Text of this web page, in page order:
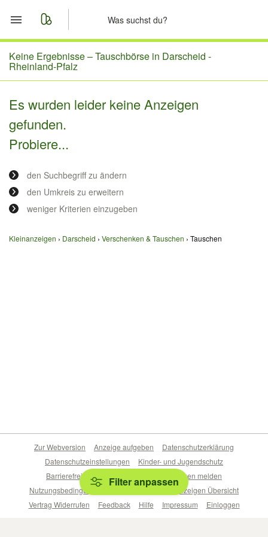
Start
Merkliste
Nachrichten
Anzeige aufgeben
Keine Ergebnisse –Tauschbörse in Darscheid -
Rheinland-Pfalz
Es wurden leider keine Anzeigen
gefunden.
Probiere...
den Suchbegriff zu ändern
den Umkreis zu erweitern
weniger Kriterien einzugeben
Kleinanzeigen Darscheid Verschenken & Tauschen Tauschen
Filter anpassen
Zur Webversion Anzeige aufgeben
Datenschutzerklärung
Datenschutzeinstellungen
Kinder- und Jugendschutz
Barrierefreiheitserklärung
Sicherheitslücken melden
Nutzungsbedingungen
Beliebte Suchen
Anzeigen Übersicht
Vertrag Widerrufen
Feedback Hilfe Impressum Einloggen